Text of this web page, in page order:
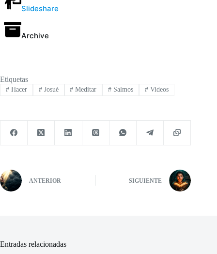
Slideshare
Archive
Etiquetas
#Hacer #Josué # Meditar # Salmos # Videos
ANTERIOR SIGUIENTE
Entradas relacionadas